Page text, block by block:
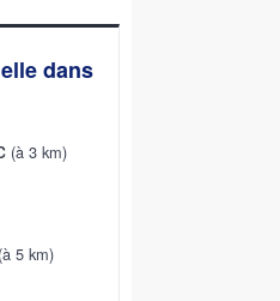
dans
(à 3 km)
(à 5 km)